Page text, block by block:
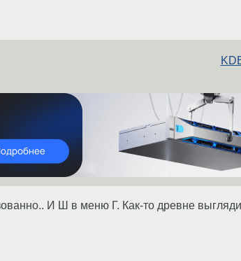
И Ш в меню Г. Как-то древне